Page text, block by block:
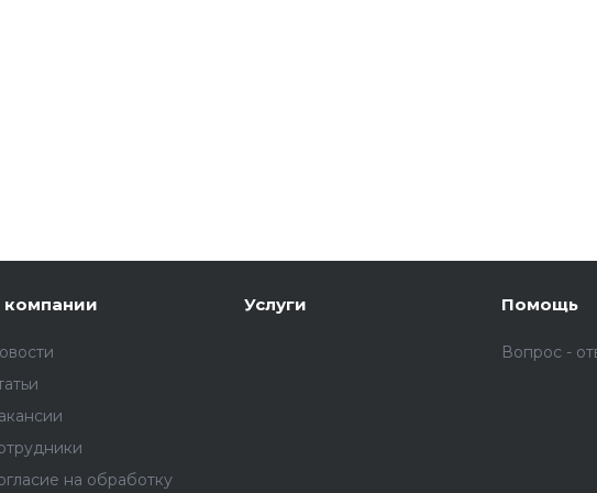
компании
на обработку
Услуги Помощь
Вопрос -